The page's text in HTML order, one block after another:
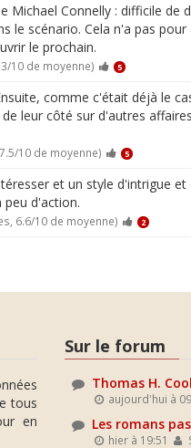
Connelly : difficile de
le scénario. Cela n'a pas
le prochain.
10 de moyenne) 5
comme c'était déjà le
leur côté sur d'autres
10 de moyenne) 5
et un style d'intrigue
peu d'action.
6.6/10 de moyenne) 2
tous
en
Sur le forum
Thomas H.
aujourd'hui à
Les romans
hier à 19:51